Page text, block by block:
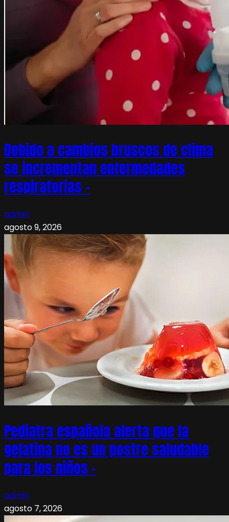
Debido a cambios bruscos de clima
se incrementan enfermedades
respiratorias –
admin
agosto 9, 2026
Pediatra española alerta que la
gelatina no es un postre saludable
para los niños –
admin
agosto 7, 2026